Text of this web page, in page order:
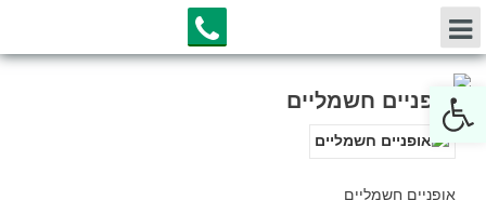
אופניים חשמליים
אופניים חשמליים
Open toolbar